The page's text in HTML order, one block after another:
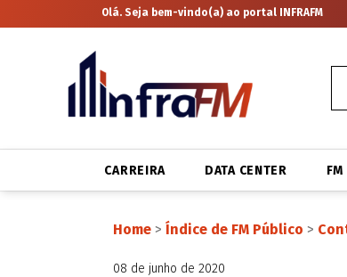
Olá. Seja bem-vindo(a) ao portal INFRAFM
CARREIRA DATA CENTER
Home> Índice de FM Público >
08 de junho de 2020